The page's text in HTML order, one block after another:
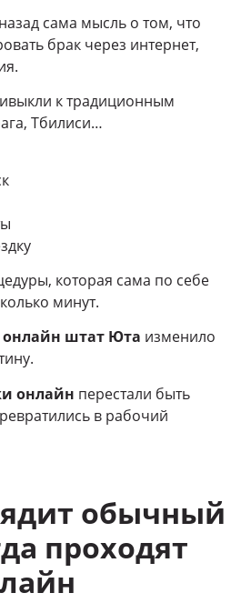
сама мысль о том, что
брак через интернет,
к традиционным
Тбилиси…
которая сама по себе
минут.
онлайн штат Юта изменило
онлайн перестали быть
в рабочий
обычный
проходят